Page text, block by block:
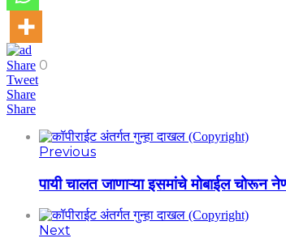
Share 0
Tweet
Share
Share
Previous
पायी चालत जाणाऱ्या इसमांचे मोबाईल
Next